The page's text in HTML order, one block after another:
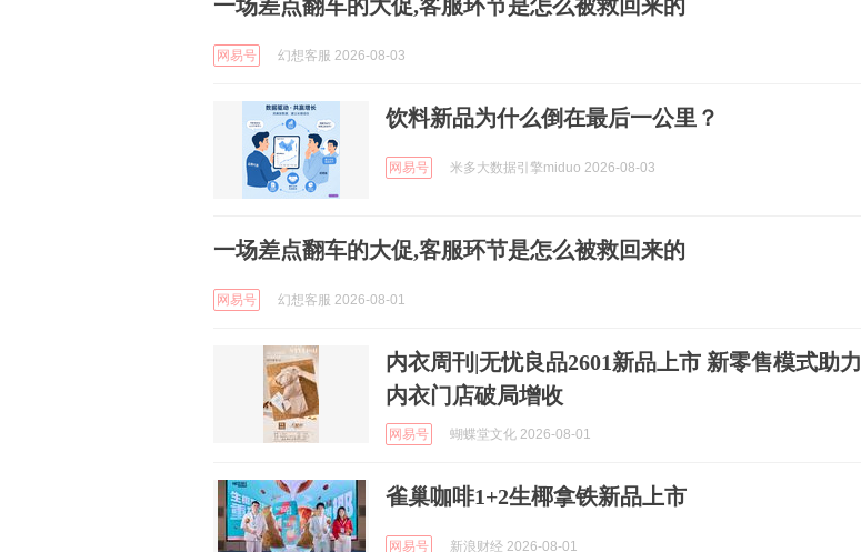
一场差点翻车的大促,客服环节是怎么被救回来的
网易号 幻想客服 2026-08-03
饮料新品为什么倒在最后一公里？
网易号 米多大数据引擎miduo 2026-08-03
一场差点翻车的大促,客服环节是怎么被救回来的
网易号 幻想客服 2026-08-01
内衣周刊|无忧良品2601新品上市 新零售模式助力
内衣门店破局增收
网易号 蝴蝶堂文化 2026-08-01
雀巢咖啡1+2生椰拿铁新品上市
网易号 新浪财经 2026-08-01